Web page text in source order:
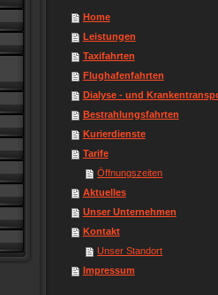
Home
Leistungen
Taxifahrten
Flughafenfahrten
Dialyse - und
Bestrahlungsfahrten
Kurierdienste
Tarife
Öffnungszeiten
Aktuelles
Unser Unternehmen
Kontakt
Unser Standort
Impressum